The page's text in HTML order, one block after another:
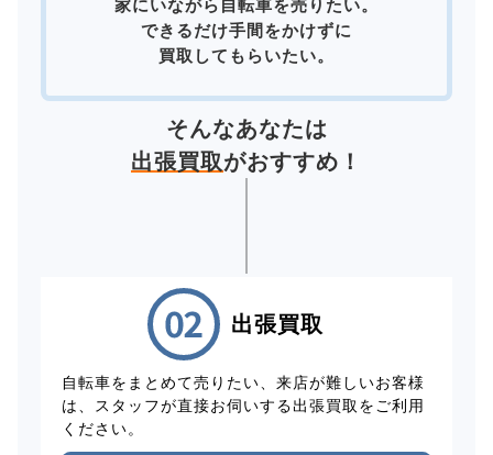
家にいながら自転車を売りたい。
できるだけ手間をかけずに
買取してもらいたい。
そんなあなたは
出張買取がおすすめ！
出張買取
自転車をまとめて売りたい、来店が難しいお客様
は、スタッフが直接お伺いする出張買取をご利用
ください。